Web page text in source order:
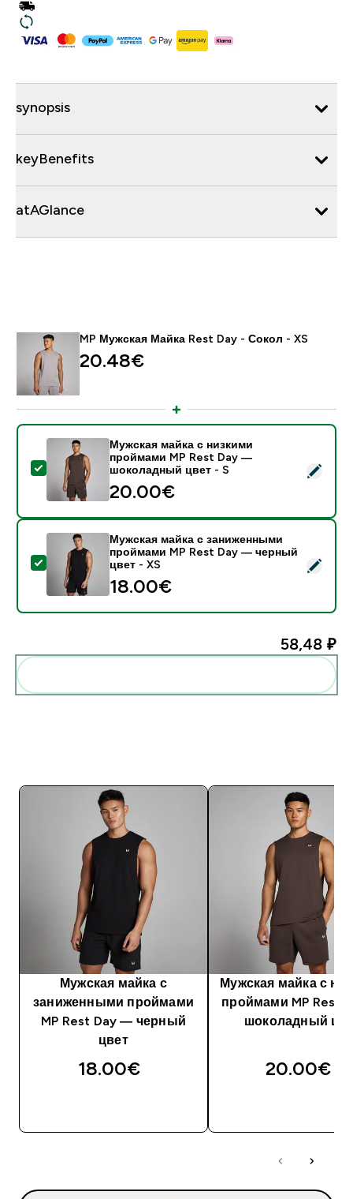
synopsis
keyBenefits
atAGlance
MP Мужская Майка Rest Day - Сокол - XS
20.48€‎
- Мужская майка с низкими проймами MP Rest
Мужская майка с низкими
проймами MP Rest Day —
шоколадный цвет - S
20.00€‎
- Мужская майка с заниженными проймами MP
Мужская майка с заниженными
проймами MP Rest Day — черный
цвет - XS
18.00€‎
58,48 ₽‎
Мужская майка с
заниженными проймами
MP Rest Day — черный
цвет
18.00€‎
Мужская майка с
проймами MP Rest
шоколадный
20.00€‎